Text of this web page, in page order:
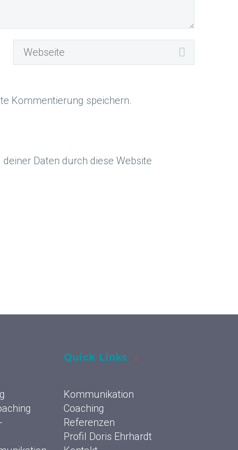
Kommentierung speichern.
Daten durch diese Website
Quick Links
Kommunikation
Coaching
Referenzen
Profil Doris Ehrhardt